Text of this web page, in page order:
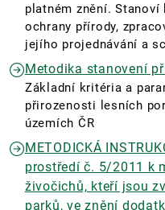
platném znění.
ochrany přírody,
jejího projednávání a
Metodika stanovení
Základní kritéria a
přirozenosti lesních
územích ČR
METODICKÁ
prostředí č. 5/2011 k
živočichů, kteří jsou
parků, ve znění